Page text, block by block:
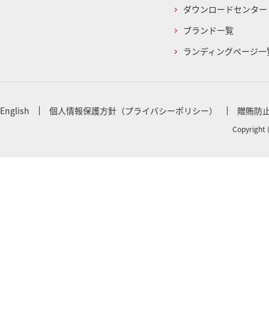
ダウンロードセンター
ブランド一覧
ランディングページ一
English 個人情報保護方針（プライバシーポリシー） 贈賄防
Copyright